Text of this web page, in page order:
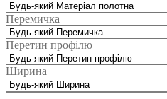
Перемичка
Перетин профілю
Ширина